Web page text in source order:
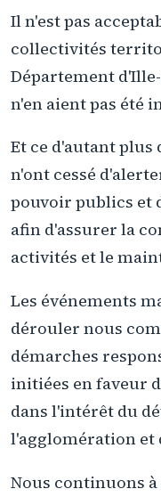
Il n'est pas
collectivités
Département
n'en aient pas été
Et ce d'autant plus
n'ont cessé
pouvoir publics et
afin d'assurer la
activités et le
Les événements
dérouler nous
démarches
initiées en faveur
dans l'intérêt du
l'agglomération et
Nous continuons